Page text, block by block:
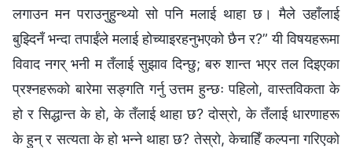
लगाउन मन पराउनुहुन्थ्यो सो पनि मलाई थाहा छ। मैले उहाँलाई
बुझ्दिनँ भन्दा तपाईंले मलाई होच्याइरहनुभएको छैन र?” यी विषयहरूमा
विवाद नगर् भनी म तँलाई सुझाव दिन्छु; बरु शान्त भएर तल दिइएका
प्रश्‍नहरूको बारेमा सङ्गति गर्नु उत्तम हुन्छः पहिलो, वास्तविकता के
हो र सिद्धान्त के हो, के तँलाई थाहा छ? दोस्रो, के तँलाई धारणाहरू
के हुन् र सत्यता के हो भन्‍ने थाहा छ? तेस्रो, केचाहिँ कल्पना गरिएको